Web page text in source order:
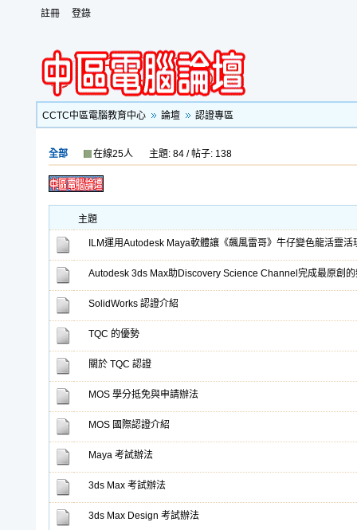
註冊 登錄
CCTC中區電腦教育中心 論壇 認證專區
全部 在線25人 主題: 84 / 帖子: 138
主題
ILM運用Autodesk Maya軟體讓《飆風雷哥》牛仔變色龍活靈活
Autodesk 3ds Max助Discovery Science Channel完成最原創
SolidWorks 認證介紹
TQC 的優勢
關於 TQC 認證
MOS 學分抵免與申請辦法
MOS 國際認證介紹
Maya 考試辦法
3ds Max 考試辦法
3ds Max Design 考試辦法